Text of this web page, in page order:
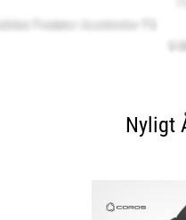
Nyligt